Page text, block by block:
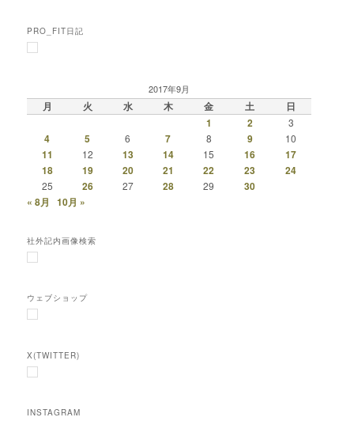
PRO_FIT日記
2017年9月
月 火 水 木 金 土
日
1
2 3
4 5 6 7 8 9 10
11 12 13 14 15 16
17
18
19 20 21 22 23 24
25 26 27 28 29
30
« 8月
10月 »
社外記内画像検索
ウェブショップ
X(TWITTER)
INSTAGRAM